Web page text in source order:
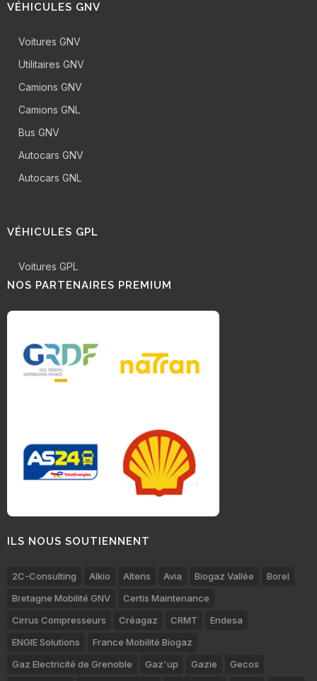
VÉHICULES GNV
Voitures GNV
Utilitaires GNV
Camions GNV
Camions GNL
Bus GNV
Autocars GNV
Autocars GNL
VÉHICULES GPL
Voitures GPL
NOS PARTENAIRES PREMIUM
ILS NOUS SOUTIENNENT
2C-Consulting Alkio Altens Avia Biogaz Vallée
Borel
Bretagne Mobilité GNV
Certis Maintenance
Cirrus Compresseurs
Créagaz CRMT
Endesa
ENGIE Solutions
France Mobilité Biogaz
Gaz Electricité de Grenoble
Gaz'up Gazie
Gecos